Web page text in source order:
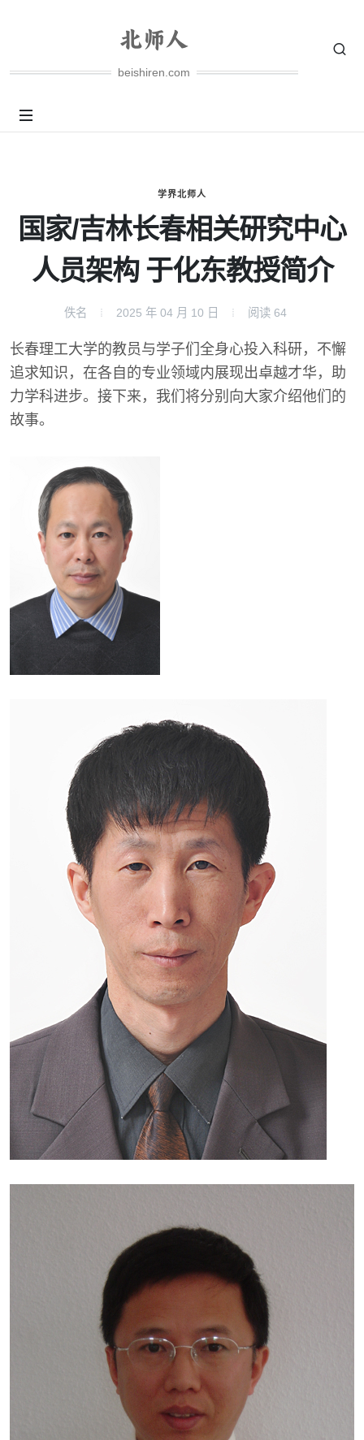
beishiren.com
学界北师人
国家/吉林长春相关研究中心
人员架构 于化东教授简介
佚名 2025 年 04 月 10 日 阅读 64
长春理工大学的教员与学子们全身心投入科研，不懈
追求知识，在各自的专业领域内展现出卓越才华，助
力学科进步。接下来，我们将分别向大家介绍他们的
故事。